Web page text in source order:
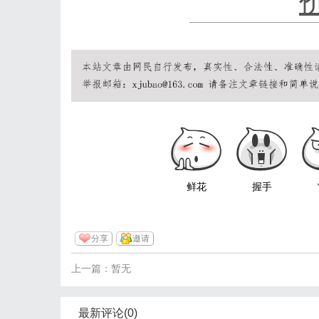
鲜花 握手
分享 邀请
上一篇：暂无
最新评论(0)